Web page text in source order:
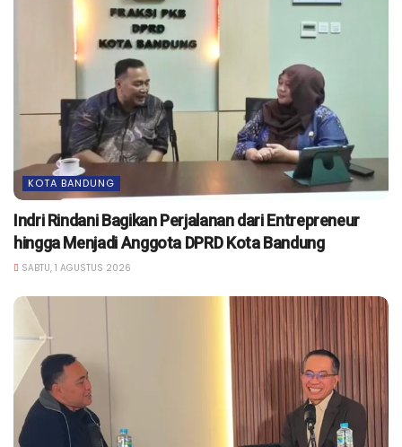
KOTA BANDUNG
Indri Rindani Bagikan Perjalanan dari Entrepreneur
hingga Menjadi Anggota DPRD Kota Bandung
SABTU, 1 AGUSTUS 2026